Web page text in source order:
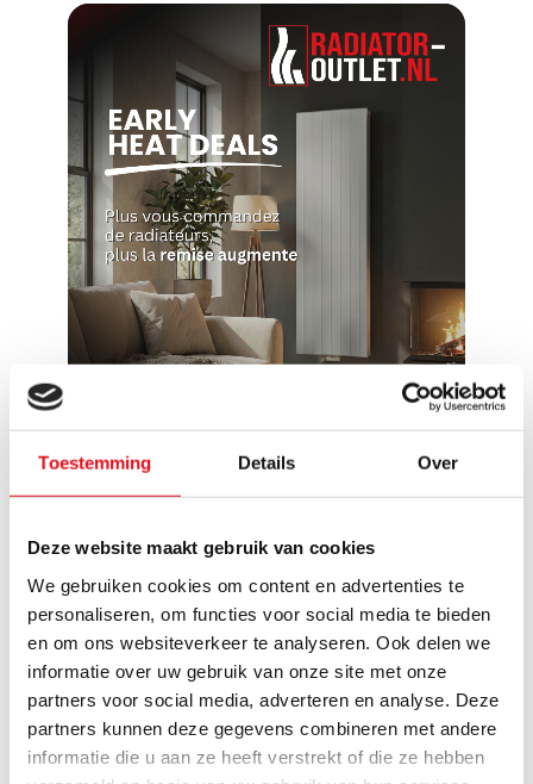
Toestemming Details Over
Deze website maakt gebruik van cookies
We gebruiken cookies om content en advertenties te
personaliseren, om functies voor social media te bieden
en om ons websiteverkeer te analyseren. Ook delen we
informatie over uw gebruik van onze site met onze
partners voor social media, adverteren en analyse. Deze
partners kunnen deze gegevens combineren met andere
informatie die u aan ze heeft verstrekt of die ze hebben
Reviews
Schrijf een review
Publié le 1 juillet 2023 at 16:47
Zeer tevreden